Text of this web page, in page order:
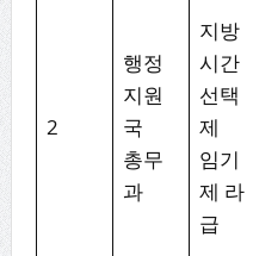
2
행정
지원
국
총무
과
지방
시간
선택
제
임기
제 라
급